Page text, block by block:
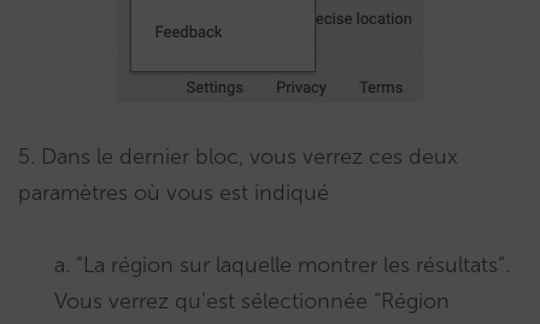
5. Dans le dernier bloc, vous verrez ces deux
paramètres où vous est indiqué
a. “La région sur laquelle montrer les résultats”.
Vous verrez qu’est sélectionnée “Région